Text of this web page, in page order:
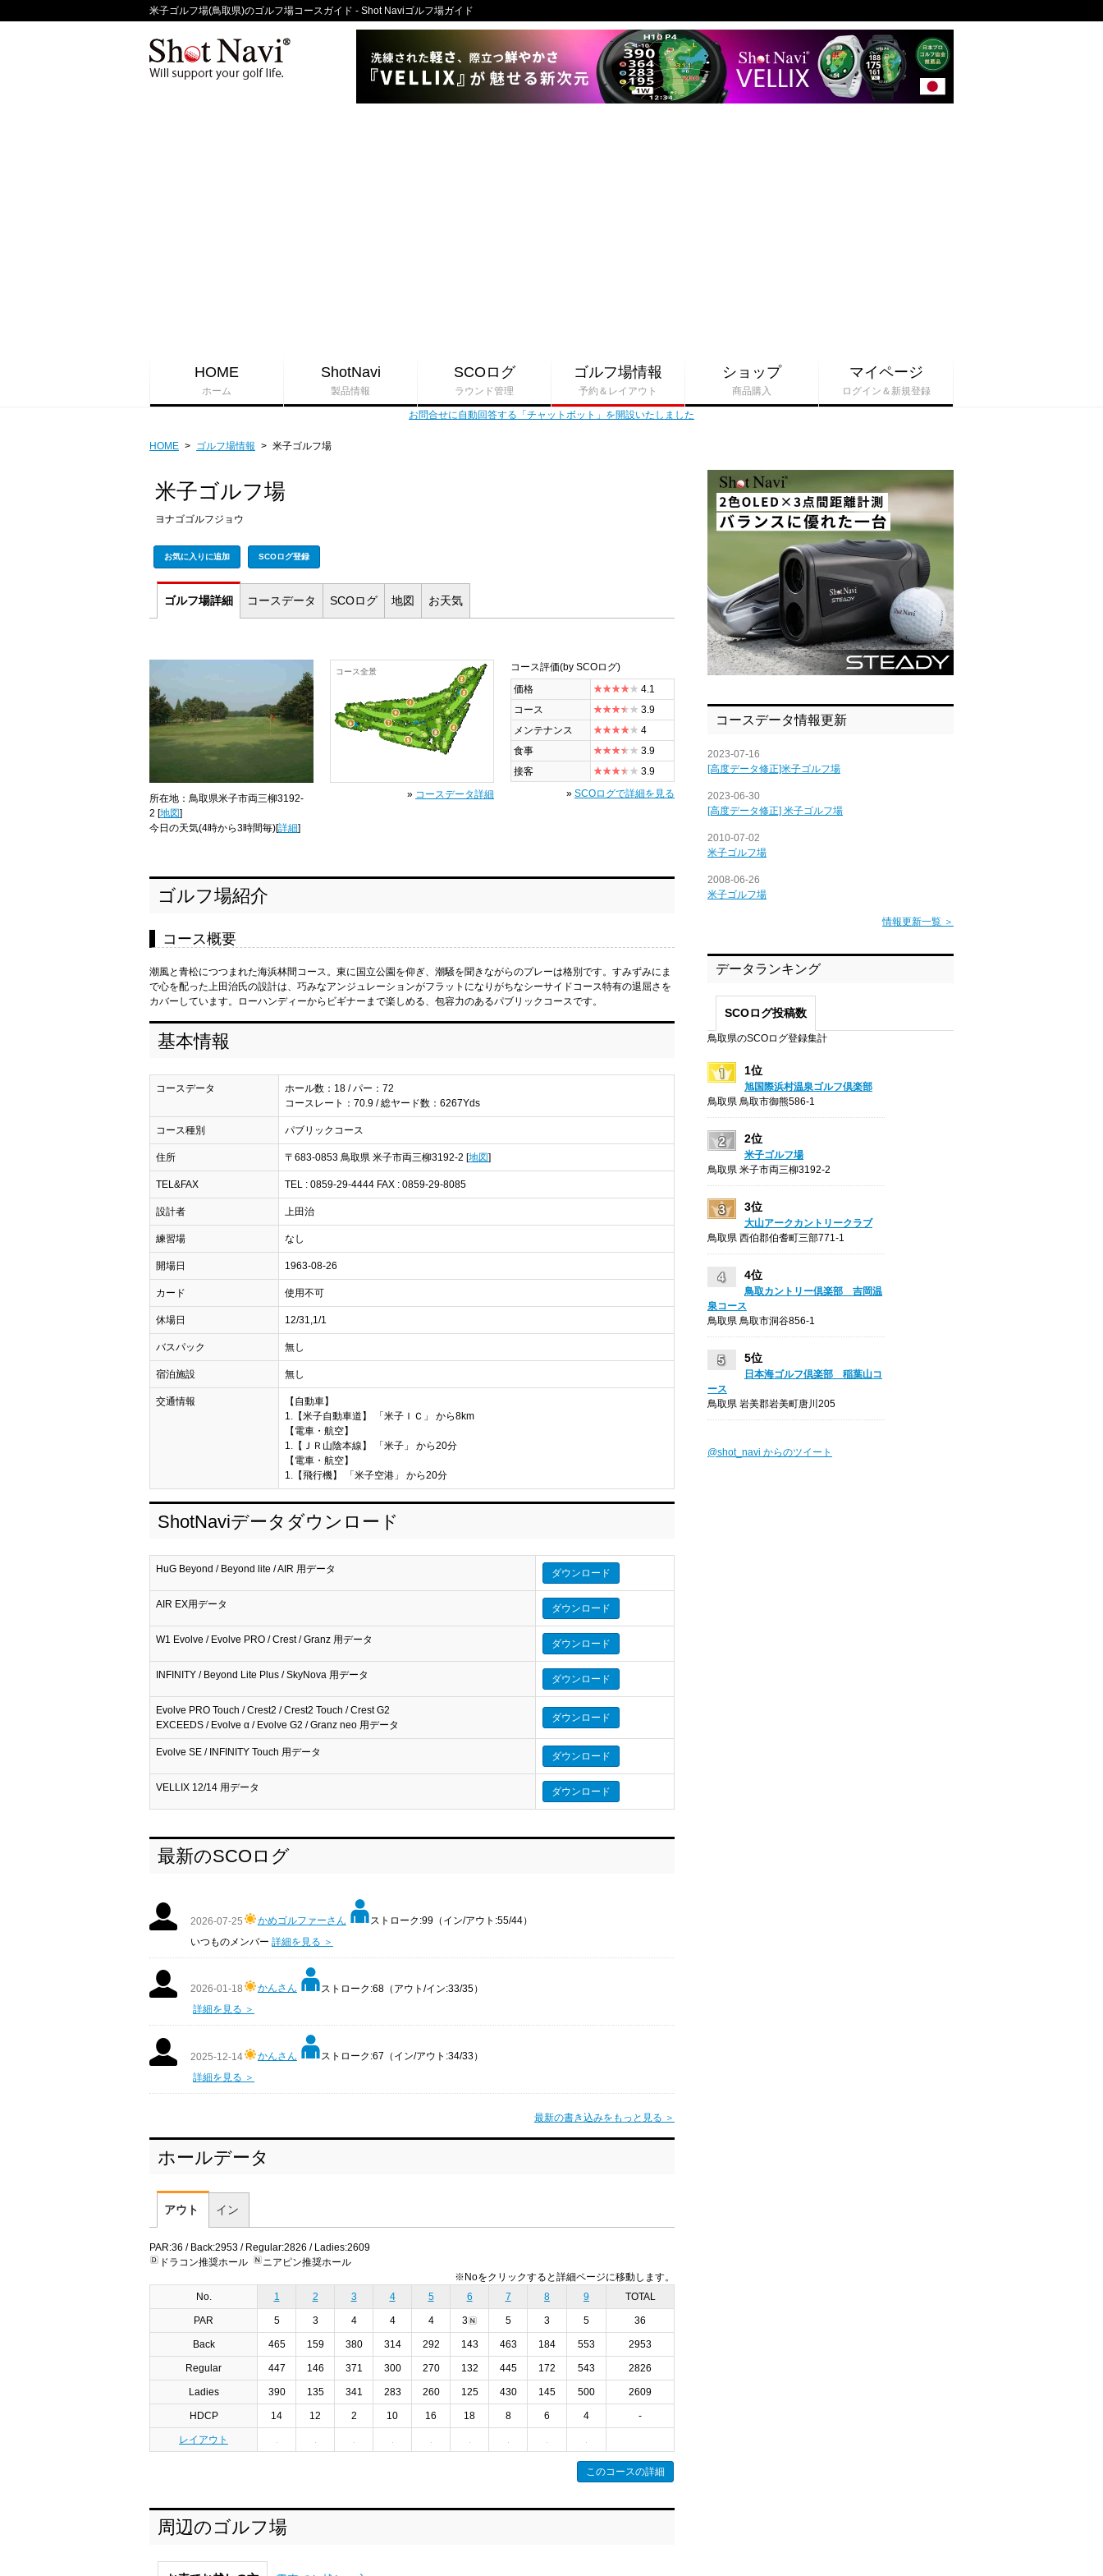
米子ゴルフ場(鳥取県)のゴルフ場コースガイド - Shot Naviゴルフ場ガイド
HOME
ホーム
ShotNavi
製品情報
SCOログ
ラウンド管理
ゴルフ場情報
予約＆レイアウト
ショップ
商品購入
マイページ
ログイン＆新規登録
お問合せに自動回答する「チャットボット」を開設いたしました
HOME > ゴルフ場情報 > 米子ゴルフ場
米子ゴルフ場
ヨナゴゴルフジョウ
お気に入りに追加 SCOログ登録
ゴルフ場詳細 コースデータ SCOログ 地図 お天気
所在地：鳥取県米子市両三柳3192-
2 [地図]
今日の天気(4時から3時間毎)[詳細]
コース全景
» コースデータ詳細
コース評価(by SCOログ)
価格
4.1
コース
3.9
メンテナンス
4
食事
3.9
接客
3.9
» SCOログで詳細を見る
ゴルフ場紹介
コース概要
潮風と青松につつまれた海浜林間コース。東に国立公園を仰ぎ、潮騒を聞きながらのプレーは格別です。すみずみにま
で心を配った上田治氏の設計は、巧みなアンジュレーションがフラットになりがちなシーサイドコース特有の退屈さを
カバーしています。ローハンディーからビギナーまで楽しめる、包容力のあるパブリックコースです。
基本情報
コースデータ
ホール数：18 / パー：72
コースレート：70.9 / 総ヤード数：6267Yds
コース種別 パブリックコース
住所 〒683-0853 鳥取県 米子市両三柳3192-2 [地図]
TEL&FAX TEL : 0859-29-4444 FAX : 0859-29-8085
設計者 上田治
練習場 なし
開場日 1963-08-26
カード 使用不可
休場日 12/31,1/1
バスパック 無し
宿泊施設 無し
交通情報
【自動車】
1.【米子自動車道】 「米子ＩＣ」 から8km
【電車・航空】
1.【ＪＲ山陰本線】 「米子」 から20分
【電車・航空】
1.【飛行機】 「米子空港」 から20分
ShotNaviデータダウンロード
HuG Beyond / Beyond lite / AIR 用データ ダウンロード
AIR EX用データ ダウンロード
W1 Evolve / Evolve PRO / Crest / Granz 用データ ダウンロード
INFINITY / Beyond Lite Plus / SkyNova 用データ ダウンロード
Evolve PRO Touch / Crest2 / Crest2 Touch / Crest G2
EXCEEDS / Evolve α / Evolve G2 / Granz neo 用データ
ダウンロード
Evolve SE / INFINITY Touch 用データ ダウンロード
VELLIX 12/14 用データ ダウンロード
最新のSCOログ
2026-07-25 かめゴルファーさん
ストローク:99（イン/アウト:55/44）
いつものメンバー 詳細を見る ＞
2026-01-18 かんさん
ストローク:68（アウト/イン:33/35）
詳細を見る ＞
2025-12-14 かんさん
ストローク:67（イン/アウト:34/33）
詳細を見る ＞
最新の書き込みをもっと見る ＞
ホールデータ
アウト イン
PAR:36 / Back:2953 / Regular:2826 / Ladies:2609
ドラコン推奨ホール
ニアピン推奨ホール
※Noをクリックすると詳細ページに移動します。
No.
1 2 3 4 5 6 7 8 9 TOTAL
PAR 5 3 4 4 4 3 5 3 5 36
Back 465 159 380 314 292 143 463 184 553 2953
Regular 447 146 371 300 270 132 445 172 543 2826
Ladies 390 135 341 283 260 125 430 145 500 2609
HDCP 14 12 2 10 16 18 8 6 4 -
レイアウト
このコースの詳細
周辺のゴルフ場
コースデータ情報更新
2023-07-16
[高度データ修正]米子ゴルフ場
2023-06-30
[高度データ修正] 米子ゴルフ場
2010-07-02
米子ゴルフ場
2008-06-26
米子ゴルフ場
情報更新一覧 ＞
データランキング
SCOログ投稿数
鳥取県のSCOログ登録集計
1位
旭国際浜村温泉ゴルフ倶楽部
鳥取県 鳥取市御熊586-1
2位
米子ゴルフ場
鳥取県 米子市両三柳3192-2
3位
大山アークカントリークラブ
鳥取県 西伯郡伯耆町三部771-1
4位
鳥取カントリー倶楽部 吉岡温
泉コース
鳥取県 鳥取市洞谷856-1
5位
日本海ゴルフ倶楽部 稲葉山コ
ース
鳥取県 岩美郡岩美町唐川205
@shot_navi からのツイート